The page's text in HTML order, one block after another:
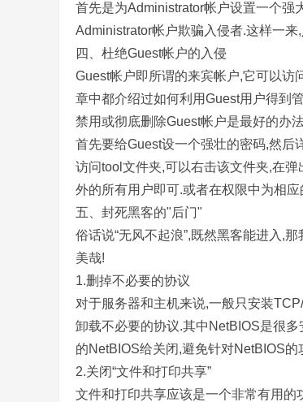
首先是为Administrator帐户设置一个强
Administrator帐户欺骗入侵者.这样一
四、杜绝Guest帐户的入侵
Guest帐户即所谓的来宾帐户,它可以访
章中都介绍过如何利用Guest用户得到
禁用或彻底删除Guest帐户是最好的办
首先要给Guest设一个强壮的密码,然后
访问tool文件夹,可以右击该文件夹,在
外的所有用户即可.或者在权限中为相应
五、封死黑客的"后门"
俗话说“无风不起浪”,既然黑客能进入,
美哉!
1.删掉不必要的协议
对于服务器和主机来说,一般只安装TCP/
卸载不必要的协议.其中NetBIOS是很
的NetBIOS给关闭,避免针对NetBIOS的
2.关闭“文件和打印共享”
文件和打印共享应该是一个非常有用